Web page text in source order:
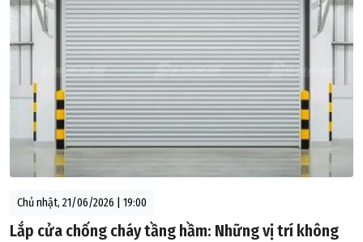
Chủ nhật, 21/06/2026 | 19:00
Lắp cửa chống cháy tầng hầm: Những vị trí không